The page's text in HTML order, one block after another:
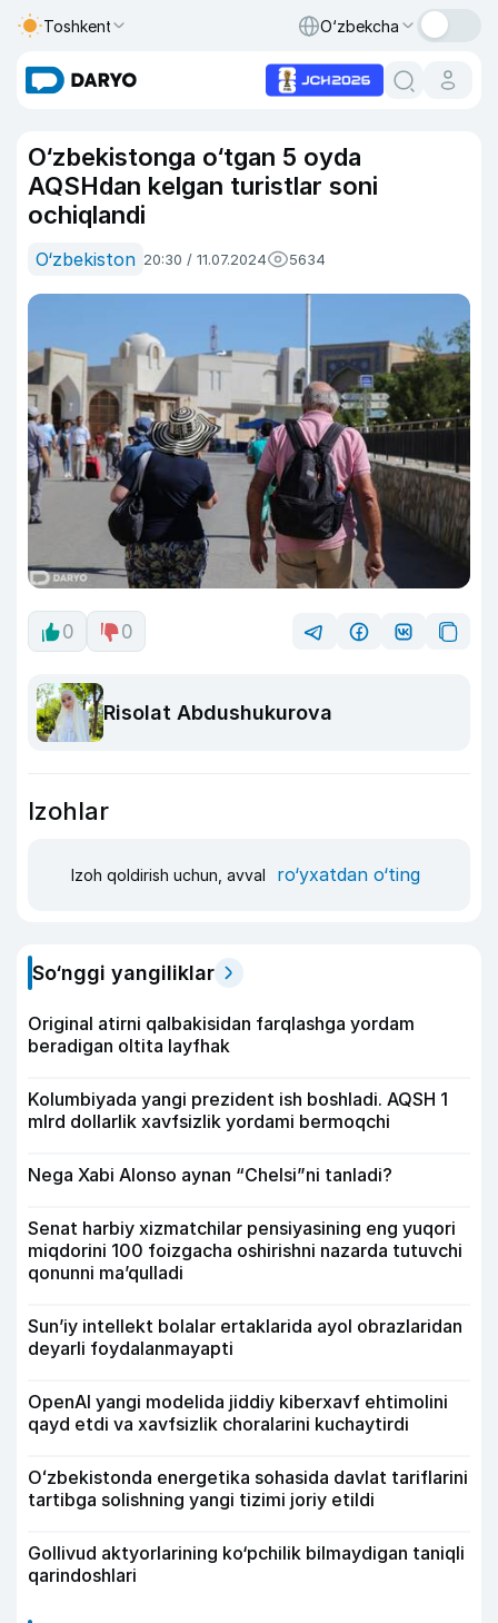
Toshkent O‘zbekcha
O‘zbekistonga o‘tgan 5 oyda
AQSHdan kelgan turistlar soni
ochiqlandi
O‘zbekiston 20:30 / 11.07.2024 5634
0 0
Risolat Abdushukurova
Izohlar
Izoh qoldirish uchun, avval ro‘yxatdan o‘ting
So‘nggi yangiliklar
Original atirni qalbakisidan farqlashga yordam
beradigan oltita layfhak
Kolumbiyada yangi prezident ish boshladi. AQSH 1
mlrd dollarlik xavfsizlik yordami bermoqchi
Nega Xabi Alonso aynan “Chelsi”ni tanladi?
Senat harbiy xizmatchilar pensiyasining eng yuqori
miqdorini 100 foizgacha oshirishni nazarda tutuvchi
qonunni ma’qulladi
Sun’iy intellekt bolalar ertaklarida ayol obrazlaridan
deyarli foydalanmayapti
OpenAI yangi modelida jiddiy kiberxavf ehtimolini
qayd etdi va xavfsizlik choralarini kuchaytirdi
Oʻzbekistonda energetika sohasida davlat tariflarini
tartibga solishning yangi tizimi joriy etildi
Gollivud aktyorlarining ko‘pchilik bilmaydigan taniqli
qarindoshlari